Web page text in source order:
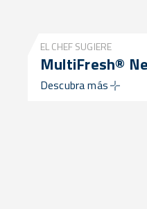
EL CHEF SUGIERE
MultiFresh®
Descubra más